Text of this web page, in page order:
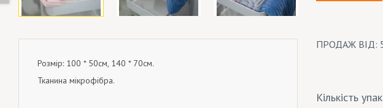
Розмір: 100 * 50см, 140 * 70см.
Тканина мікрофібра.
ПРОДАЖ ВІД:
Кількість